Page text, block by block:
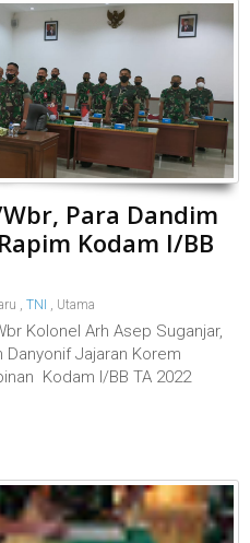
Para Dandim
Kodam I/BB
, TNI , Utama
Kolonel Arh Asep Suganjar,
Jajaran Korem
Kodam I/BB TA 2022